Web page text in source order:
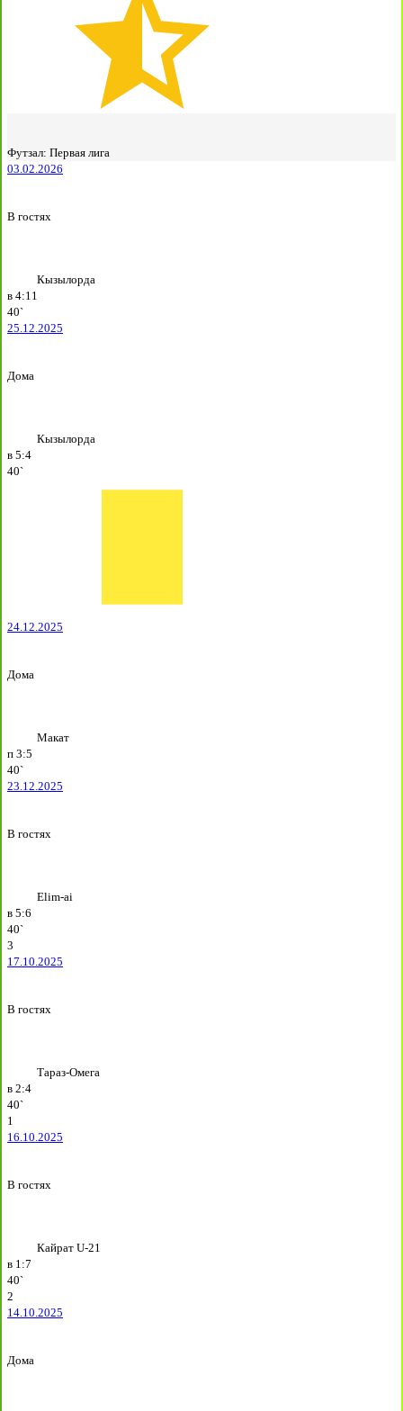
Футзал: Первая лига
03.02.2026
В гостях
Кызылорда
в 4:11
40`
25.12.2025
Дома
Кызылорда
в 5:4
40`
24.12.2025
Дома
Макат
п 3:5
40`
23.12.2025
В гостях
Elim-ai
в 5:6
40`
3
17.10.2025
В гостях
Тараз-Омега
в 2:4
40`
1
16.10.2025
В гостях
Кайрат U-21
в 1:7
40`
2
14.10.2025
Дома